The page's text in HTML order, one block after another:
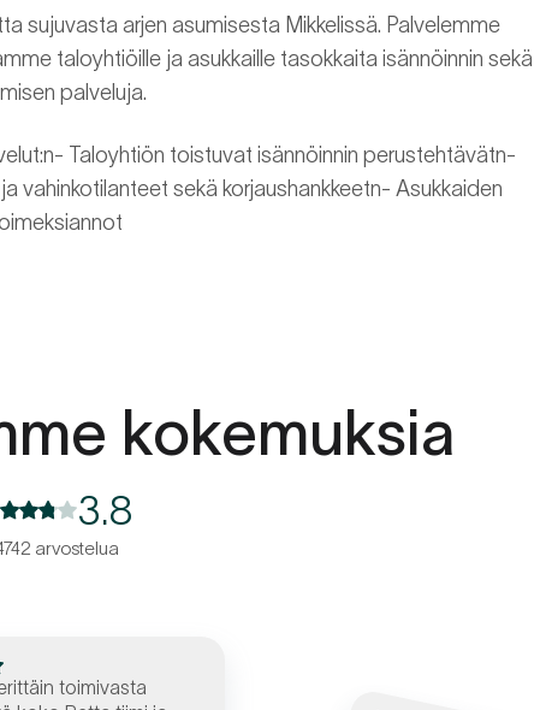
sujuvasta arjen asumisesta Mikkelissä. Palvelemme
taloyhtiöille ja asukkaille tasokkaita isännöinnin sekä
palveluja.
Taloyhtiön toistuvat isännöinnin perustehtävätn-
vahinkotilanteet sekä korjaushankkeetn- Asukkaiden
kokemuksia
3.8
arvostelua
toimivasta